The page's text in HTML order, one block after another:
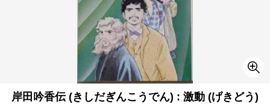
岸田吟香伝 (きしだぎんこうでん) : 激動 (げきどう)